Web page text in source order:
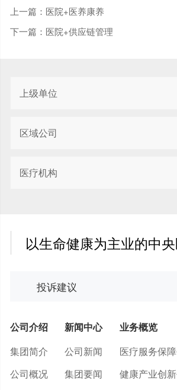
上一篇： 医院+医养康养
下一篇： 医院+供应链管理
上级单位
区域公司
医疗机构
以生命健康为主业的中
投诉建议
公司介绍
集团简介
公司概况
新闻中心
公司新闻
集团要闻
业务概览
医疗服务保
健康产业创